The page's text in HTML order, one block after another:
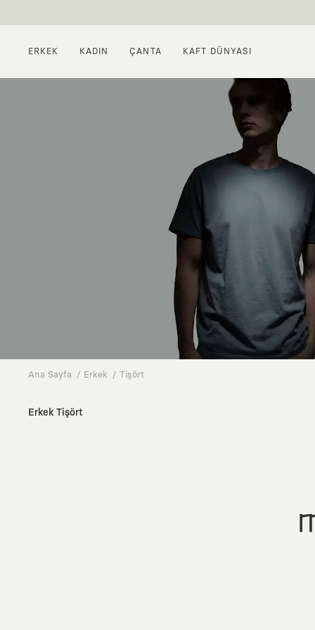
ERKEK KADIN ÇANTA KAFT DÜNYASI
Ana Sayfa Erkek Tişört
Erkek Tişört